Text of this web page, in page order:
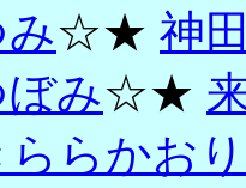
☆★ 神
み☆★
ららかおり